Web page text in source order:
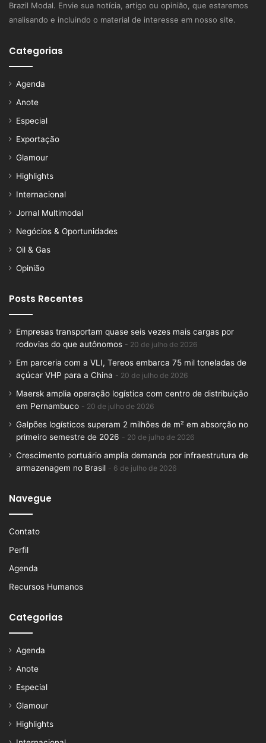
Brazil Modal. Envie sua notícia, artigo ou opinião, que estaremos
analisando e incluindo o material de interesse em nosso site.
Categorias
Agenda
Anote
Especial
Exportação
Glamour
Highlights
Internacional
Jornal Multimodal
Negócios & Oportunidades
Oil & Gas
Opinião
Posts Recentes
Empresas transportam quase seis vezes mais cargas por
rodovias do que autônomos
20 de julho de 2026
Em parceria com a VLI, Tereos embarca 75 mil toneladas de
açúcar VHP para a China
20 de julho de 2026
Maersk amplia operação logística com centro de distribuição
em Pernambuco
20 de julho de 2026
Galpões logísticos superam 2 milhões de m² em absorção no
primeiro semestre de 2026
20 de julho de 2026
Crescimento portuário amplia demanda por infraestrutura de
armazenagem no Brasil
6 de julho de 2026
Navegue
Contato
Perfil
Agenda
Recursos Humanos
Categorias
Agenda
Anote
Especial
Glamour
Highlights